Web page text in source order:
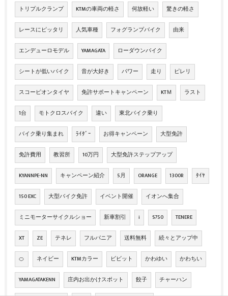
トリプルクランプ KTMの車両の軽さ 何故軽い 驚きの軽さ
レースにピッタリ 人気車種 フォグランプバイク 由来
エンデューロモデル YAMAGATA ローダウンバイク
シートが低いバイク 音が大好き パワー 走り ピレリ
スコーピオンタイヤ 免許サポートキャンペーン KTＭ ラスト
1台 モトクロスバイク 違い 東北バイク乗り
バイク乗り集まれ ﾗｲﾀﾞｰ お得キャンペーン 大型免許
免許費用 教習所 10万円 大型免許ステップアップ
KYANNPE-NN キャンペーン紹介 5月 ORANGE 1300R ﾀｲﾔ
150 EXC 大型バイク免許 イベント開催 イオンへ集合
ミニモーターサイクルショー 新車割引 i S750 TENERE
XT ZE テネレ フルパニア 送料無料 続々とアップ中
🍊 ネイビー KTMカラー ビビット かわゆい かわちい
YAMAGATAKENN 庄内お出かけスポット 餃子 チャーハン